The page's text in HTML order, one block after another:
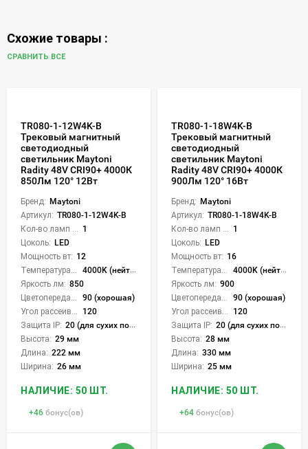
Схожие товары :
СРАВНИТЬ ВСЕ
TR080-1-12W4K-B
Трековый магнитный
светодиодный
светильник Maytoni
Radity 48V CRI90+ 4000К
850Лм 120° 12Вт
Бренд: Maytoni
Артикул: TR080-1-12W4K-B
1
Цоколь: LED
Мощность вт: 12
4000K (нейтральный)
Яркость лм: 850
90 (хорошая)
120
Защита IP: 20 (для сухих пом.)
Высота: 29 мм
Длина: 222 мм
Ширина: 26 мм
НАЛИЧИЕ: 50 ШТ.
+46 бонус(ов)
TR080-1-18W4K-B
Трековый магнитный
светодиодный
светильник Maytoni
Radity 48V CRI90+ 4000К
900Лм 120° 16Вт
Бренд: Maytoni
Артикул: TR080-1-18W4K-B
1
Цоколь: LED
Мощность вт: 16
4000K (нейтральный)
Яркость лм: 900
90 (хорошая)
120
Защита IP: 20 (для сухих пом.)
Высота: 28 мм
Длина: 330 мм
Ширина: 25 мм
НАЛИЧИЕ: 50 ШТ.
+64 бонус(ов)